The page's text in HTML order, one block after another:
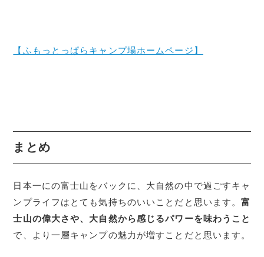
【ふもっとっぱらキャンプ場ホームページ】
まとめ
日本一にの富士山をバックに、大自然の中で過ごすキャ
ンプライフはとても気持ちのいいことだと思います。富
士山の偉大さや、大自然から感じるパワーを味わうこと
で、より一層キャンプの魅力が増すことだと思います。